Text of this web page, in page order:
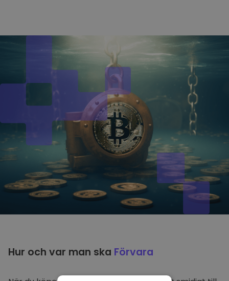
Hur och var man ska Förvara